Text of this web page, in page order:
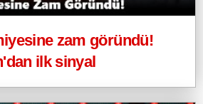
zam göründü!
ilk sinyal